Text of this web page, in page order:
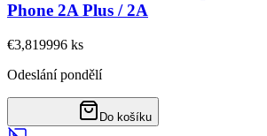
Phone 2A Plus / 2A
€3,819996 ks
Odeslání pondělí
Do košíku